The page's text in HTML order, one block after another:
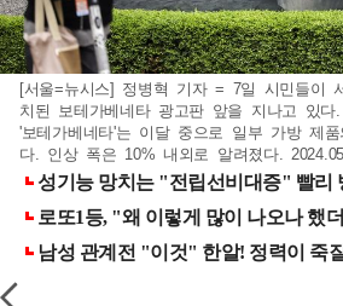
[서울=뉴시스] 정병혁 기자 = 7일 시민들이
치된 보테가베네타 광고판 앞을 지나고 있다
'보테가베네타'는 이달 중으로 일부 가방 제
다. 인상 폭은 10% 내외로 알려졌다.